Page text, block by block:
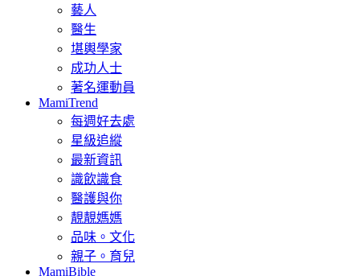
藝人
醫生
堪輿學家
成功人士
著名運動員
MamiTrend
每週好去處
星級追縱
最新資訊
識飲識食
醫護與你
靚靚媽媽
品味。文化
親子。育兒
MamiBible